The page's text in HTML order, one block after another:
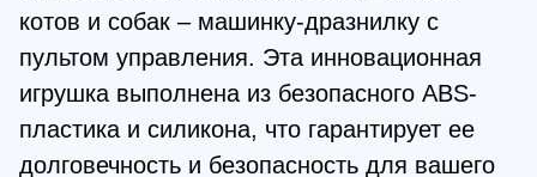
котов и собак – машинку-дразнилку с
пультом управления. Эта инновационная
игрушка выполнена из безопасного ABS-
пластика и силикона, что гарантирует ее
долговечность и безопасность для вашего